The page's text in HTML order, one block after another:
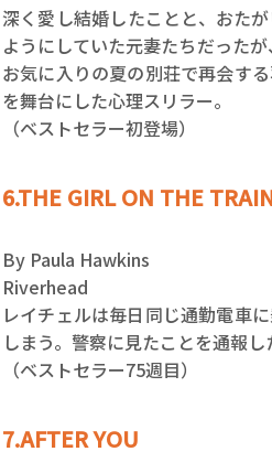
深く愛し結婚したことと、おた
ようにしていた元妻たちだった
お気に入りの夏の別荘で再会す
を舞台にした心理スリラー。
（ベストセラー初登場）
6.THE GIRL ON THE
By Paula Hawkins
Riverhead
レイチェルは毎日同じ通勤電車
しまう。警察に見たことを通報
（ベストセラー75週目）
7.AFTER YOU